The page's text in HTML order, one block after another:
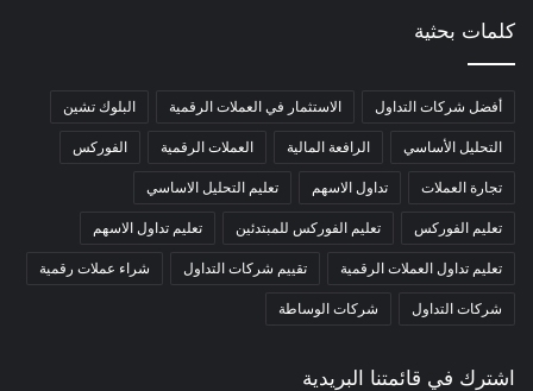
كلمات بحثية
أفضل شركات التداول الاستثمار في العملات الرقمية البلوك تشين
التحليل الأساسي الرافعة المالية العملات الرقمية الفوركس
تجارة العملات تداول الاسهم تعليم التحليل الاساسي
تعليم الفوركس تعليم الفوركس للمبتدئين تعليم تداول الاسهم
تعليم تداول العملات الرقمية تقييم شركات التداول شراء عملات رقمية
شركات التداول شركات الوساطة
اشترك في قائمتنا البريدية